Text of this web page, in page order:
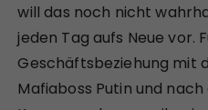
will das noch nicht
jeden Tag aufs Neue vor.
Geschäftsbeziehung mit
Mafiaboss Putin und